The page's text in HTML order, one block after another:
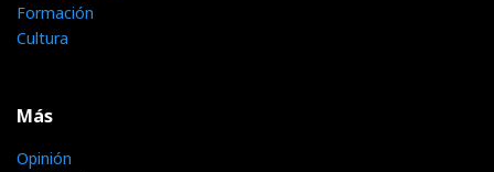
Formación
Cultura
Más
Opinión